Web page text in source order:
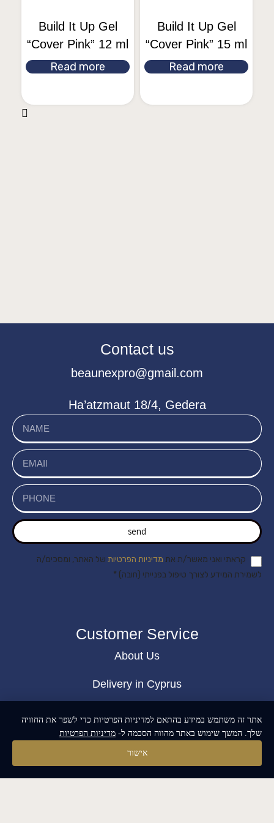
Build It Up Gel
“Cover Pink” 12 ml
Read more
Build It Up Gel
“Cover Pink” 15 ml
Read more
Contact us
beaunexpro@gmail.com
Ha’atzmaut 18/4, Gedera
send
קראתי ואני מאשר/ת את מדיניות הפרטיות של האתר, ומסכים/ה
לשמירת המידע לצורך טיפול בפנייתי (חובה) *
Customer Service
About Us
Delivery in Cyprus
Public contract
Privacy policy
אתר זה משתמש במידע בהתאם למדיניות הפרטיות כדי לשפר את החוויה
שלך. המשך שימוש באתר מהווה הסכמה ל- מדיניות הפרטיות
אישור